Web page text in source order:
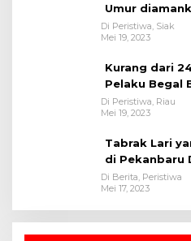
Umur
Polsek
Di Peristiwa, Siak
Mei 19, 2023
Kurang dari
Pelaku Begal
Satreskrim
Di Peristiwa, Riau
Mei 19, 2023
Tabrak Lari
di Pekanbaru
Di Berita, Peristiwa
Mei 17, 2023